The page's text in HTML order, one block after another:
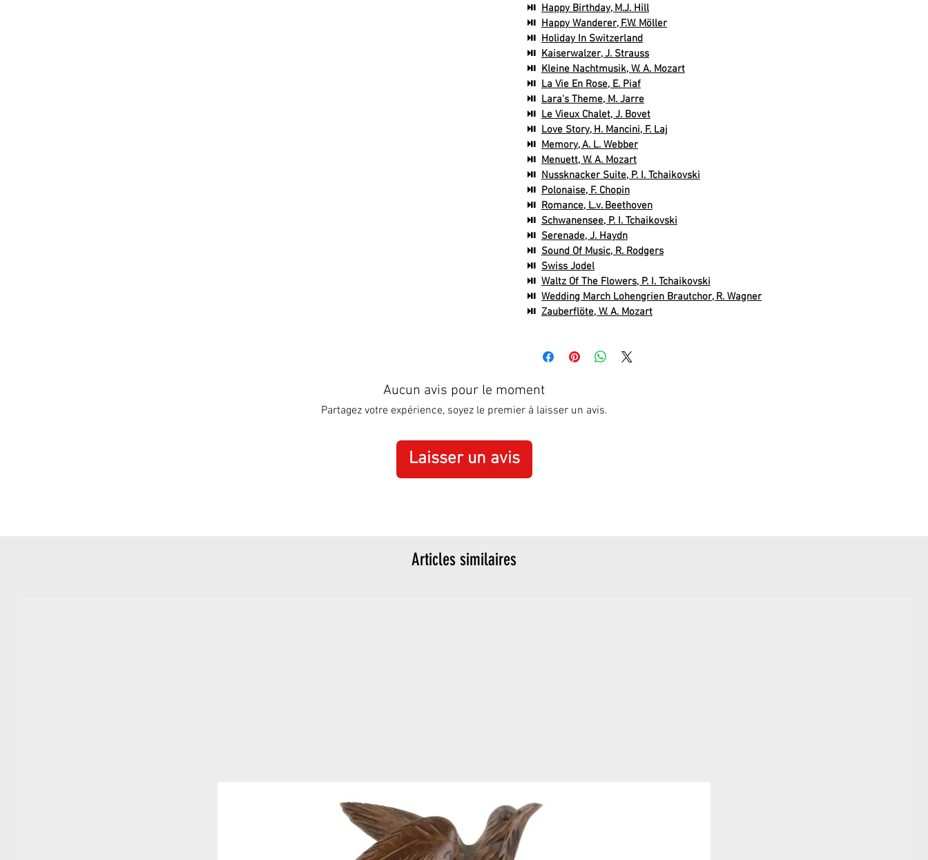
⏯ Happy Birthday, M.J. Hill
⏯ Happy Wanderer, F.W. Möller
⏯ Holiday In Switzerland
⏯ Kaiserwalzer, J. Strauss
⏯ Kleine Nachtmusik, W. A. Mozart
⏯ La Vie En Rose, E. Piaf
⏯ Lara's Theme, M. Jarre
⏯ Le Vieux Chalet, J. Bovet
⏯ Love Story, H. Mancini, F. Laj
⏯ Memory, A. L. Webber
⏯ Menuett, W. A. Mozart
⏯ Nussknacker Suite, P. I. Tchaikovski
⏯ Polonaise, F. Chopin
⏯ Romance, L.v. Beethoven
⏯ Schwanensee, P. I. Tchaikovski
⏯ Serenade, J. Haydn
⏯ Sound Of Music, R. Rodgers
⏯ Swiss Jodel
⏯ Waltz Of The Flowers, P. I. Tchaikovski
⏯ Wedding March Lohengrien Brautchor, R. Wagner
⏯ Zauberflöte, W. A. Mozart
Aucun avis pour le moment
Partagez votre expérience, soyez le premier à laisser un avis.
Laisser un avis
Articles similaires